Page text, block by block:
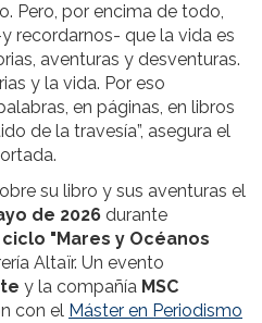
Pero, por encima de todo,
recordarnos- que la vida es
aventuras y desventuras.
y la vida. Por eso
en páginas, en libros
de la travesía”, asegura el
su libro y sus aventuras el
de 2026 durante
ciclo "Mares y Océanos
Altaïr. Un evento
y la compañía MSC
con el Máster en Periodismo